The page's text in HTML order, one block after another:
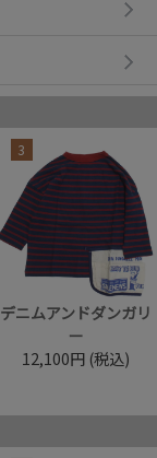
3
デニムアンドダンガリ
ー
12,100円 (税込)